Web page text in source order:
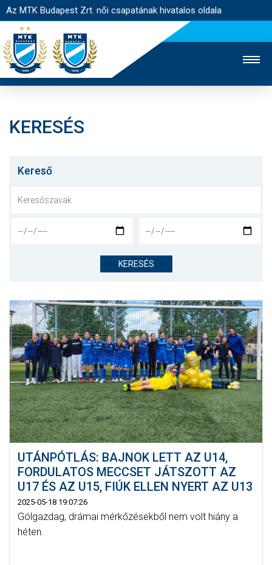
Az MTK Budapest Zrt. női csapatának hivatalos oldala
JEGYÉRTÉKESÍTÉS
NYITÓLAP
CSAPAT
JELENTKEZÉS
KLUB
GALÉRIA
SZURKOLÓI ÉLMÉNYEK
SAJTÓ
KERESÉS
Kereső
KERESÉS
UTÁNPÓTLÁS: BAJNOK LETT AZ U14,
FORDULATOS MECCSET JÁTSZOTT AZ
U17 ÉS AZ U15, FIÚK ELLEN NYERT AZ U13
2025-05-18 19:07:26
Gólgazdag, drámai mérkőzésekből nem volt hiány a
héten.